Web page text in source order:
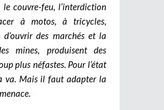
couvre-feu, l’interdiction
à motos, à tricycles,
d’ouvrir des marchés et la
mines, produisent des
plus néfastes. Pour l’état
va. Mais il faut adapter la